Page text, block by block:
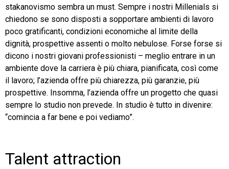
stakanovismo sembra un must. Sempre i nostri Millenials si
chiedono se sono disposti a sopportare ambienti di lavoro
poco gratificanti, condizioni economiche al limite della
dignità, prospettive assenti o molto nebulose. Forse forse si
dicono i nostri giovani professionisti – meglio entrare in un
ambiente dove la carriera è più chiara, pianificata, così come
il lavoro; l’azienda offre più chiarezza, più garanzie, più
prospettive. Insomma, l’azienda offre un progetto che quasi
sempre lo studio non prevede. In studio è tutto in divenire:
“comincia a far bene e poi vediamo”.
Talent attraction